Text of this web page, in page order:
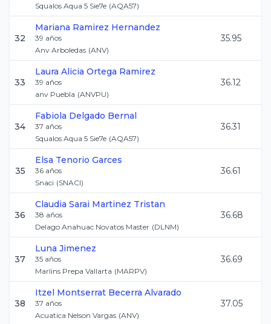
Squalos Aqua 5 Sie7e (AQA57)
32
Mariana Ramirez Hernandez
39 años
Anv Arboledas (ANV)
35.95
33
Laura Alicia Ortega Ramirez
39 años
anv Puebla (ANVPU)
36.12
34
Fabiola Delgado Bernal
37 años
Squalos Aqua 5 Sie7e (AQA57)
36.31
35
Elsa Tenorio Garces
36 años
Snaci (SNACI)
36.61
36
Claudia Sarai Martinez Tristan
38 años
Delago Anahuac Novatos Master (DLNM)
36.68
37
Luna Jimenez
35 años
Marlins Prepa Vallarta (MARPV)
36.69
38
Itzel Montserrat Becerra Alvarado
37 años
Acuatica Nelson Vargas (ANV)
37.05